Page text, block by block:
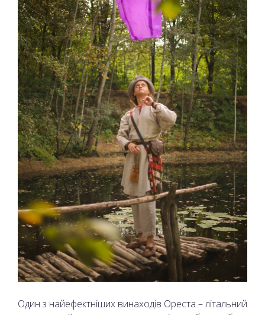
Один з найефектніших винаходів Ореста – літальний